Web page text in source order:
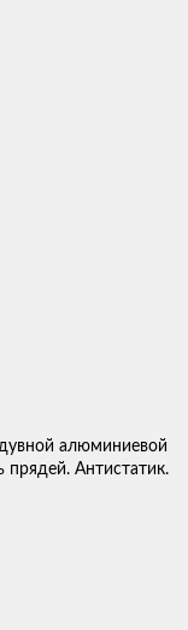
алюминиевой
прядей. Антистатик.